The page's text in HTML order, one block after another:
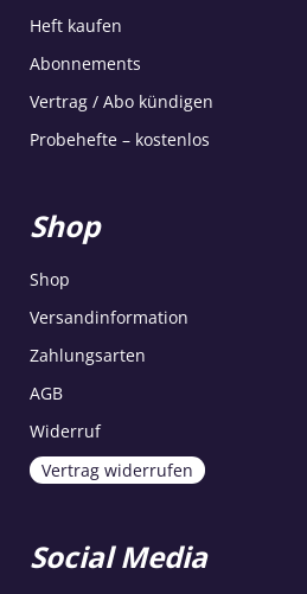
Heft kaufen
Abonnements
Vertrag / Abo kündigen
Probehefte – kostenlos
Shop
Shop
Versandinformation
Zahlungsarten
AGB
Widerruf
Vertrag widerrufen
Social Media